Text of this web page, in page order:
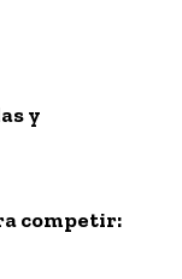
y
competir: